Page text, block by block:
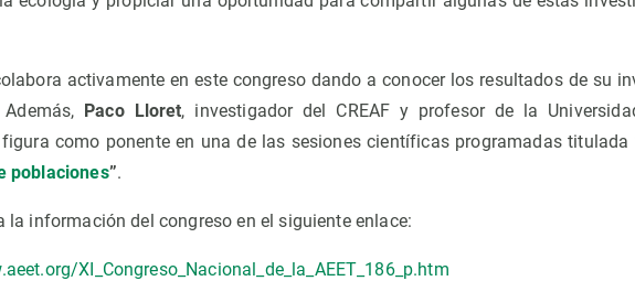
activamente en este congreso dando a conocer los resultados de su
Paco Lloret, investigador del CREAF y profesor de la
figura como ponente en una de las sesiones científicas programadas titulada
poblaciones”.
la información del congreso en el siguiente enlace:
XI_Congreso_Nacional_de_la_AEET_186_p.htm